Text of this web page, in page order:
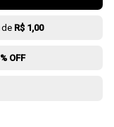
R$ 1,00
OFF